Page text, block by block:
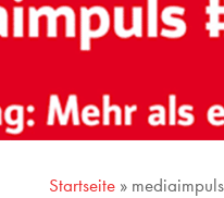
Startseite»